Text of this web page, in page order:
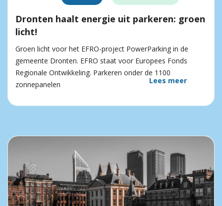
Dronten haalt energie uit parkeren: groen
licht!
Groen licht voor het EFRO-project PowerParking in de
gemeente Dronten. EFRO staat voor Europees Fonds
Regionale Ontwikkeling. Parkeren onder de 1100
zonnepanelen
Lees meer